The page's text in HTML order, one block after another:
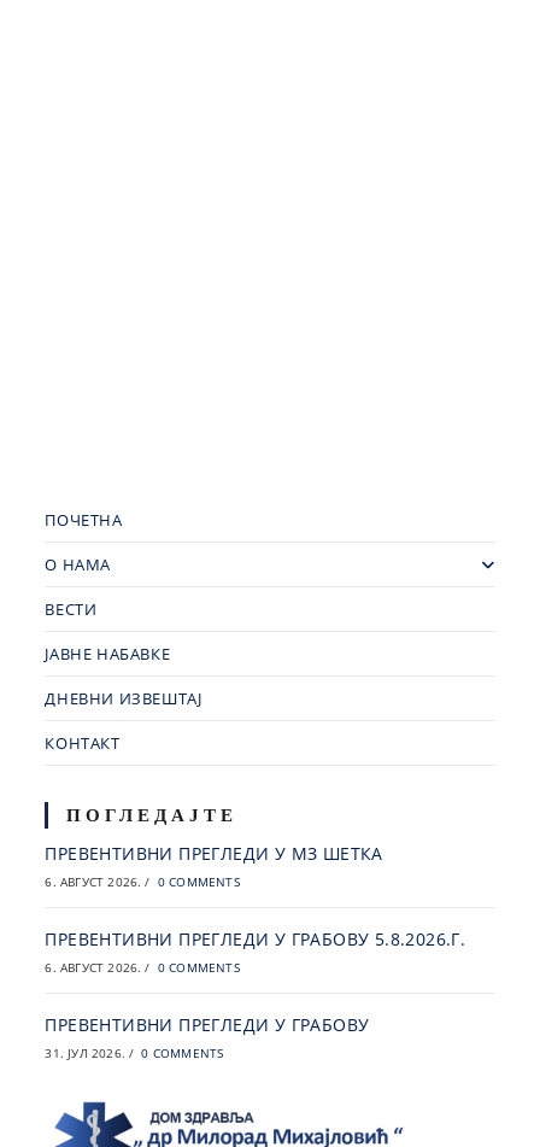
ПОЧЕТНА
О НАМА
ВЕСТИ
ЈАВНЕ НАБАВКЕ
ДНЕВНИ ИЗВЕШТАЈ
КОНТАКТ
ПОГЛЕДАЈТЕ
ПРЕВЕНТИВНИ ПРЕГЛЕДИ У МЗ ШЕТКА
6. АВГУСТ 2026. / 0 COMMENTS
ПРЕВЕНТИВНИ ПРЕГЛЕДИ У ГРАБОВУ 5.8.2026.Г.
6. АВГУСТ 2026. / 0 COMMENTS
ПРЕВЕНТИВНИ ПРЕГЛЕДИ У ГРАБОВУ
31. ЈУЛ 2026. / 0 COMMENTS